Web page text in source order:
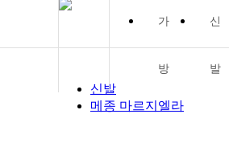
방 발
신발
메종 마르지엘라